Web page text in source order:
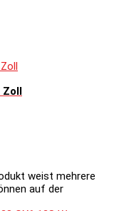
Zoll
weist mehrere
auf der